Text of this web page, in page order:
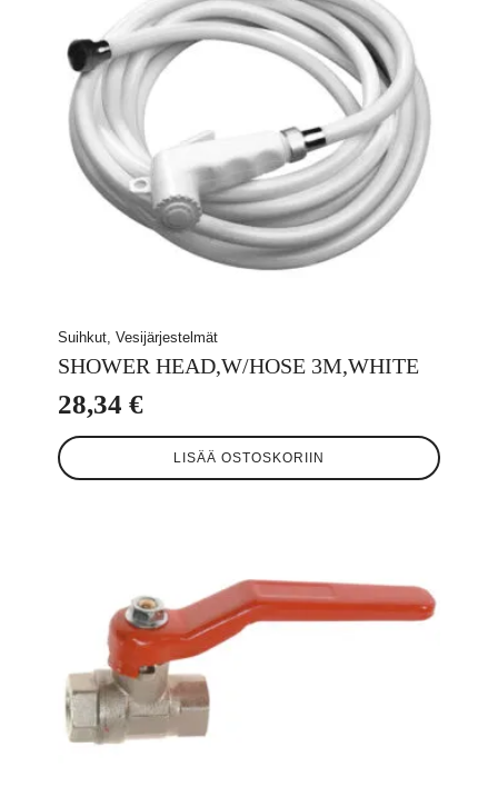
Suihkut, Vesijärjestelmät
SHOWER HEAD,W/HOSE 3M,WHITE
28,34 €
LISÄÄ OSTOSKORIIN